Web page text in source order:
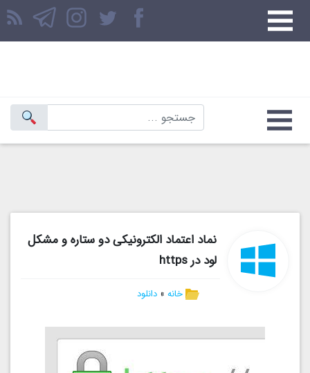
نماد اعتماد الکترونیکی دو ستاره و مشکل
لود در https
خانه» دانلود